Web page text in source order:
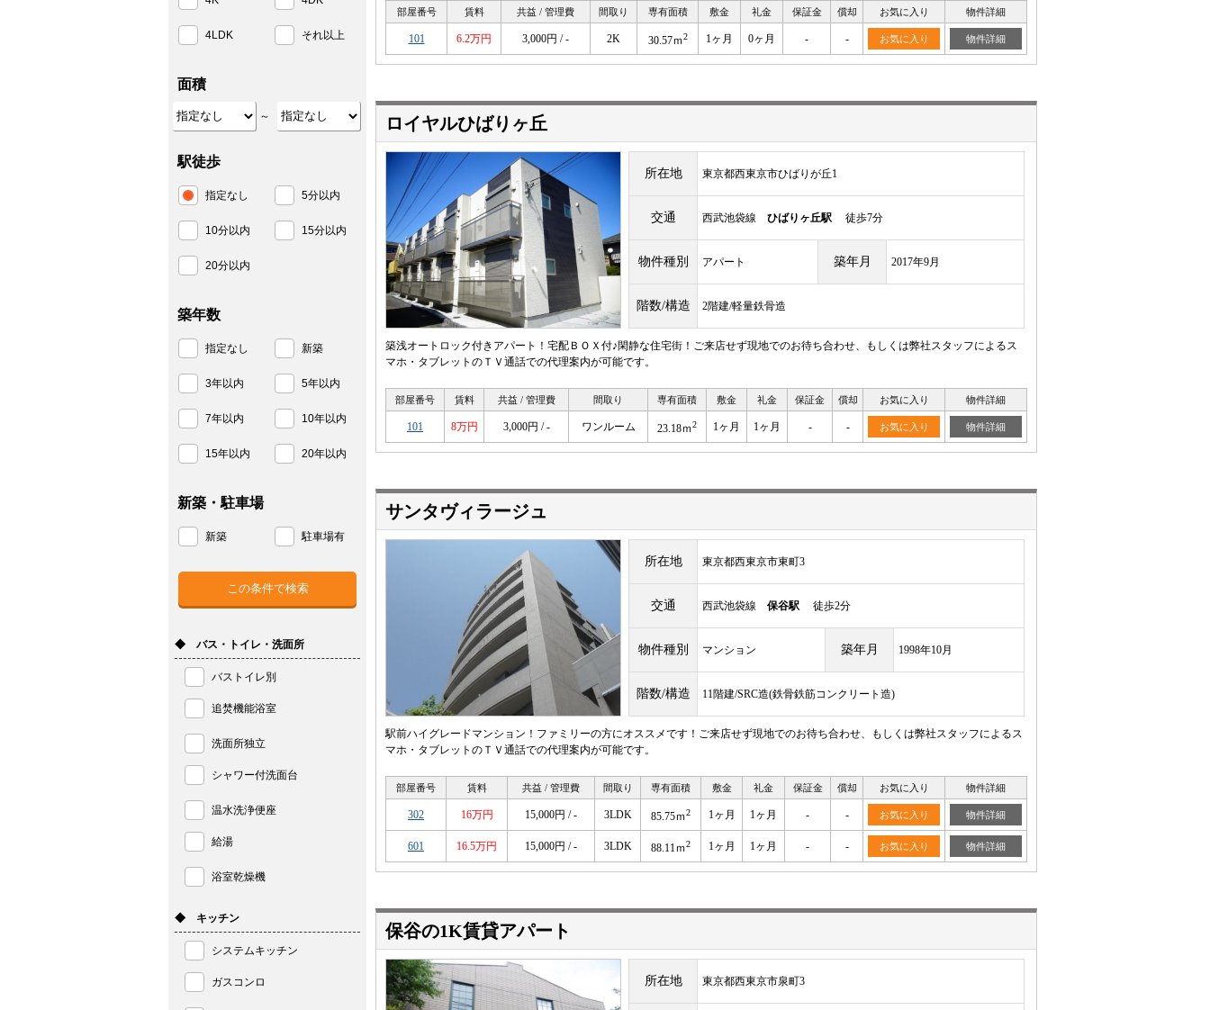
部屋番号 賃料 共益 / 管理費 間取り 専有面積 敷金 礼金 保証金 償却 お気に入り 物件詳細
101 6.2万円 3,000円 / - 2K 30.57ｍ2 1ヶ月 0ヶ月 - - お気に入り 物件詳細
ロイヤルひばりヶ丘
所在地 東京都西東京市ひばりが丘1
交通 西武池袋線 ひばりヶ丘駅 徒歩7分
物件種別 アパート 築年月 2017年9月
階数/構造 2階建/軽量鉄骨造
築浅オートロック付きアパート！宅配ＢＯＸ付♪閑静な住宅街！ご来店せず現地でのお待ち合わせ、もしくは弊社スタッフによるス
マホ・タブレットのＴＶ通話での代理案内が可能です。
部屋番号 賃料 共益 / 管理費 間取り 専有面積 敷金 礼金 保証金 償却 お気に入り 物件詳細
101 8万円 3,000円 / - ワンルーム 23.18ｍ2 1ヶ月 1ヶ月 - - お気に入り 物件詳細
サンタヴィラージュ
所在地 東京都西東京市東町3
交通 西武池袋線 保谷駅 徒歩2分
物件種別 マンション 築年月 1998年10月
階数/構造 11階建/SRC造(鉄骨鉄筋コンクリート造)
駅前ハイグレードマンション！ファミリーの方にオススメです！ご来店せず現地でのお待ち合わせ、もしくは弊社スタッフによるス
マホ・タブレットのＴＶ通話での代理案内が可能です。
部屋番号 賃料 共益 / 管理費 間取り 専有面積 敷金 礼金 保証金 償却 お気に入り 物件詳細
302 16万円 15,000円 / - 3LDK 85.75ｍ2 1ヶ月 1ヶ月 - - お気に入り 物件詳細
601 16.5万円 15,000円 / - 3LDK 88.11ｍ2 1ヶ月 1ヶ月 - - お気に入り 物件詳細
保谷の1K賃貸アパート
所在地 東京都西東京市泉町3
4LDK それ以上
面積
～
駅徒歩
指定なし 5分以内
10分以内 15分以内
20分以内
築年数
指定なし 新築
3年以内 5年以内
7年以内 10年以内
15年以内 20年以内
新築・駐車場
新築 駐車場有
◆ バス・トイレ・洗面所
バストイレ別
追焚機能浴室
洗面所独立
シャワー付洗面台
温水洗浄便座
給湯
浴室乾燥機
◆ キッチン
システムキッチン
ガスコンロ